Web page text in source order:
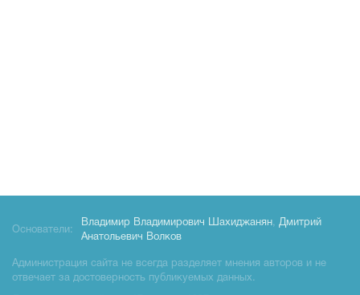
Основатели:
Владимир Владимирович Шахиджанян, Дмитрий
Анатольевич Волков
Администрация сайта не всегда разделяет мнения авторов и не
отвечает за достоверность публикуемых данных.